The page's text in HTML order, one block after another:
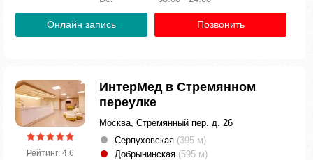
Онлайн запись Позвонить
Рейтинг: 4.6
ИнтерМед в Стремянном
переулке
Москва, Стремянный пер. д. 26
Серпуховская (395 м)
Добрынинская (595 м)